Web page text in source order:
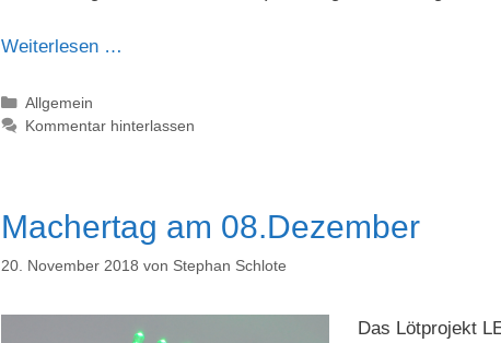
Weiterlesen …
Kategorien
Allgemein
Kommentar hinterlassen
Machertag am 08.Dezember
20. November 2018 von Stephan Schlote
Das Lötprojekt